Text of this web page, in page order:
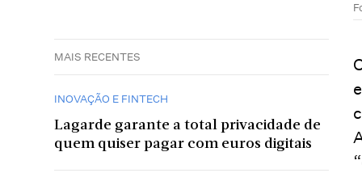
MAIS RECENTES
INOVAÇÃO E FINTECH
Lagarde garante a total privacidade de
quem quiser pagar com euros digitais